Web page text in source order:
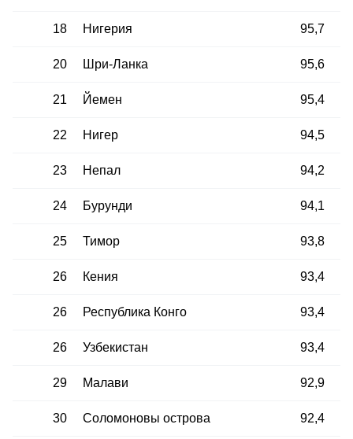
18 Нигерия 95,7
20 Шри-Ланка 95,6
21 Йемен 95,4
22 Нигер 94,5
23 Непал 94,2
24 Бурунди 94,1
25 Тимор 93,8
26 Кения 93,4
26 Республика Конго 93,4
26 Узбекистан 93,4
29 Малави 92,9
30 Соломоновы острова 92,4